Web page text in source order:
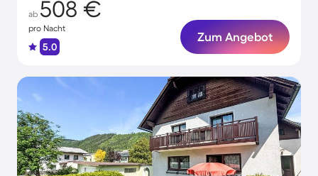
ab 508 €
pro Nacht
5.0
Zum Angebot